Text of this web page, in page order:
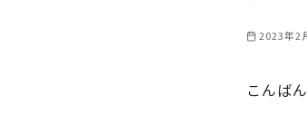
2023年2
こんば